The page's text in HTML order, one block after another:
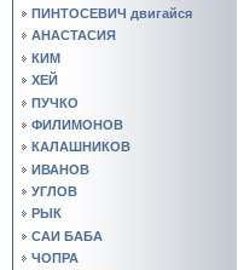
ПИНТОСЕВИЧ двигайся
АНАСТАСИЯ
КИМ
ХЕЙ
ПУЧКО
ФИЛИМОНОВ
КАЛАШНИКОВ
ИВАНОВ
УГЛОВ
РЫК
САИ БАБА
ЧОПРА